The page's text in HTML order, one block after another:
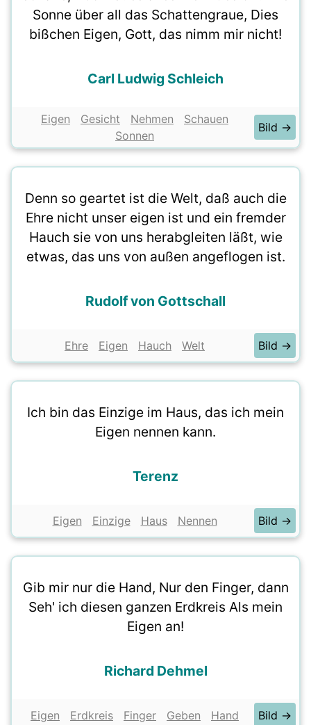
Sonne über all das Schattengraue, Dies
bißchen Eigen, Gott, das nimm mir nicht!
Carl Ludwig Schleich
Eigen Gesicht Nehmen
Schauen
Sonnen
Bild →
Denn so geartet ist die Welt, daß auch die
Ehre nicht unser eigen ist und ein fremder
Hauch sie von uns herabgleiten läßt, wie
etwas, das uns von außen angeflogen ist.
Rudolf von Gottschall
Ehre Eigen Hauch Welt Bild →
Ich bin das Einzige im Haus, das ich mein
Eigen nennen kann.
Terenz
Eigen Einzige Haus Nennen Bild →
Gib mir nur die Hand, Nur den Finger, dann
Seh' ich diesen ganzen Erdkreis Als mein
Eigen an!
Richard Dehmel
Eigen Erdkreis Finger Geben Hand Bild →